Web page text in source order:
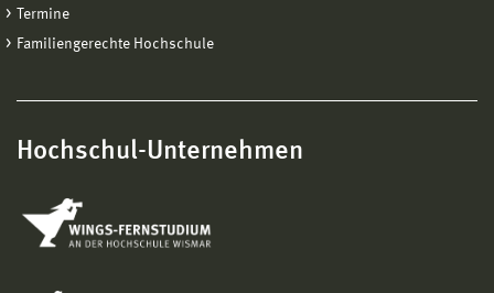
Termine
Familiengerechte Hochschule
Hochschul-Unternehmen